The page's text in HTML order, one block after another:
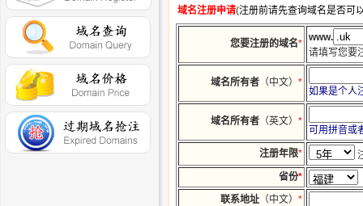
域名注册申请(注册前请先查询域名是否可
您要注册的域名*
www.
请填写您要
域名所有者 （中文） *
如果是个人
域名所有者 （英文） *
可用拼音或
注册年限*
省份*
联系地址 （中文） *